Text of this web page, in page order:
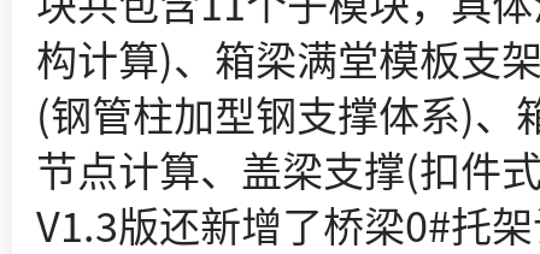
构计算)、箱梁满堂模板支
(钢管柱加型钢支撑体系)
节点计算、盖梁支撑(扣件
V1.3版还新增了桥梁0#托